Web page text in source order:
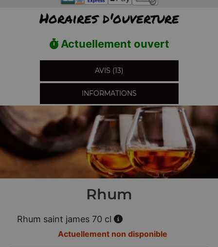
Horaires d'ouverture
Actuellement ouvert
AVIS (13)
INFORMATIONS
Rhum
Rhum saint james 70 cl
Actuellement non disponible